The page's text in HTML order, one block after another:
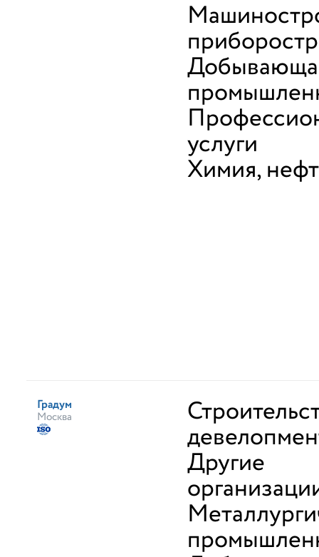
услуги
Химия,
Градум
Москва
Другие